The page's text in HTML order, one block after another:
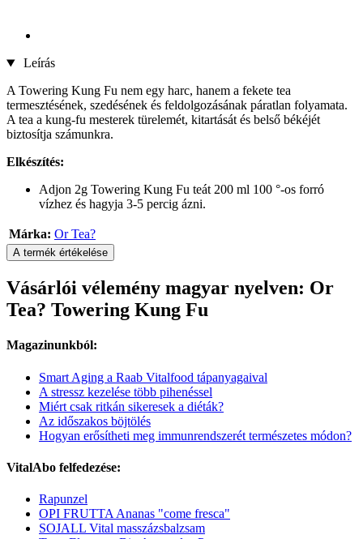
Leírás
A Towering Kung Fu nem egy harc, hanem a fekete tea
termesztésének, szedésének és feldolgozásának páratlan folyamata.
A tea a kung-fu mesterek türelemét, kitartását és belső békéjét
biztosítja számunkra.
Elkészítés:
Adjon 2g Towering Kung Fu teát 200 ml 100 °-os forró
vízhez és hagyja 3-5 percig ázni.
Márka: Or Tea?
A termék értékelése
Vásárlói vélemény magyar nyelven: Or
Tea? Towering Kung Fu
Magazinunkból:
Smart Aging a Raab Vitalfood tápanyagaival
A stressz kezelése több pihenéssel
Miért csak ritkán sikeresek a diéták?
Az időszakos böjtölés
Hogyan erősítheti meg immunrendszerét természetes módon?
VitalAbo felfedezése:
Rapunzel
OPI FRUTTA Ananas "come fresca"
SOJALL Vital masszázsbalzsam